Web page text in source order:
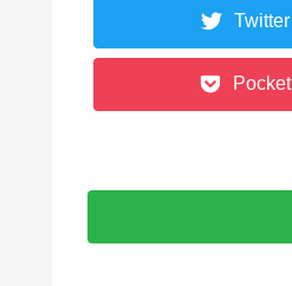
Twitter
Pocket